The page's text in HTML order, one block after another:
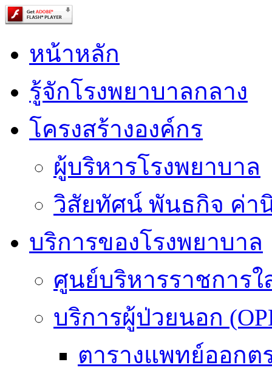
หน้าหลัก
รู้จักโรงพยาบาลกลาง
โครงสร้างองค์กร
ผู้บริหารโรงพยาบาล
วิสัยทัศน์ พันธกิจ ค่า
บริการของโรงพยาบาล
ศูนย์บริหารราชการใ
บริการผู้ป่วยนอก
ตารางแพทย์ออกต